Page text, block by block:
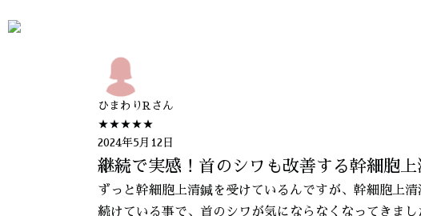
ひまわりR さん
★★★★★
2024年5月12日
継続で実感！首のシワも改善する幹細胞
ずっと幹細胞上清鍼を受けているんですが、幹細胞上
続けている事で、首のシワが気にならなくなってきまし